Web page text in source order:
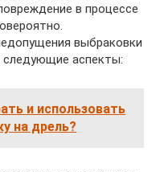
в процессе
выбраковки
следующие аспекты:
и использовать
на дрель?